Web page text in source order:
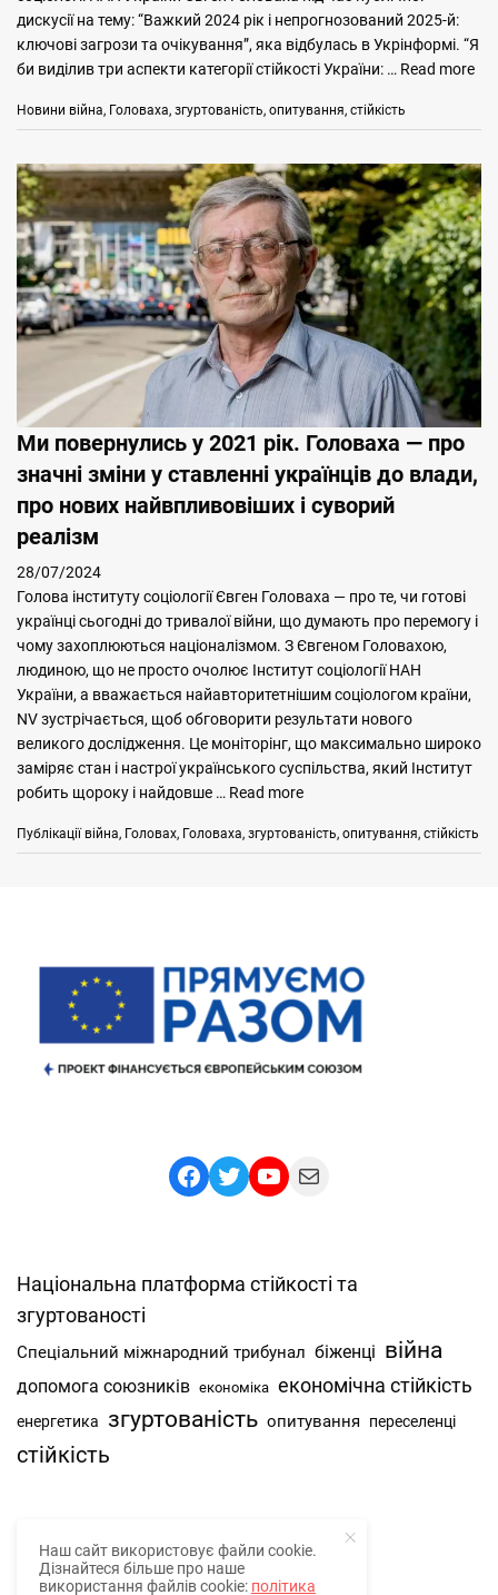
дискусії на тему: “Важкий 2024 рік і непрогнозований 2025-й:
ключові загрози та очікування”, яка відбулась в Укрінформі. “Я
би виділив три аспекти категорії стійкості України: … Read more
Categories
Новини Tags
війна, Головаха, згуртованість, опитування, стійкість
Ми повернулись у 2021 рік. Головаха — про
значні зміни у ставленні українців до влади,
про нових найвпливовіших і суворий
реалізм
28/07/2024
Голова інституту соціології Євген Головаха — про те, чи готові
українці сьогодні до тривалої війни, що думають про перемогу і
чому захоплюються націоналізмом. З Євгеном Головахою,
людиною, що не просто очолює Інститут соціології НАН
України, а вважається найавторитетнішим соціологом країни,
NV зустрічається, щоб обговорити результати нового
великого дослідження. Це моніторінг, що максимально широко
заміряє стан і настрої українського суспільства, який Інститут
робить щороку і найдовше … Read more
Categories
Публікації Tags
війна, Головах, Головаха, згуртованість, опитування, стійкість
Facebook
TwitterYouTube
Mail
Національна платформа стійкості та
згуртованості
Спеціальний міжнародний трибунал біженці війна
допомога союзників економіка економічна стійкість
енергетика згуртованість опитування переселенці
стійкість
Про нас
Наш сайт використовує файли cookie.
Дізнайтеся більше про наше
використання файлів cookie: політика